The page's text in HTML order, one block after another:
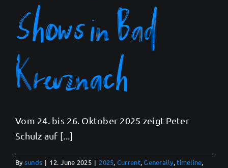
Shows in Bad
Kreuznach
Vom 24. bis 26. Oktober 2025 zeigt Peter
Schulz auf [...]
Bysunds | 12. June 2025 | 2025, Current,Generally, timeline,